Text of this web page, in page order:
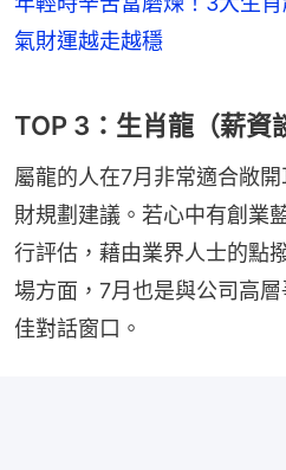
氣財運越走越穩
TOP 3：生肖龍（薪資
屬龍的人在7月非常適合敞
財規劃建議。若心中有創業
行評估，藉由業界人士的點
場方面，7月也是與公司高
佳對話窗口。